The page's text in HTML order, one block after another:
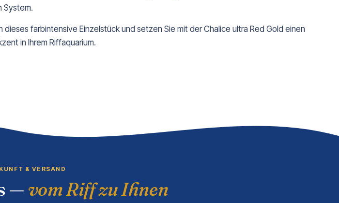
System.
dieses farbintensive Einzelstück und setzen Sie mit der Chalice ultra Red Gold einen
in Ihrem Riffaquarium.
& VERSAND
— vom Riff zu Ihnen